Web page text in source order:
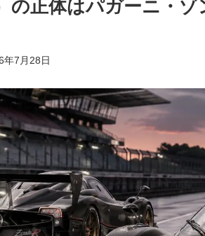
の正体はパガーニ・
年7月28日